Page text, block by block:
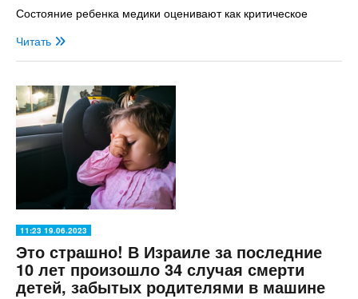
Состояние ребенка медики оценивают как критическое
Читать
11:23 19.06.2023
Это страшно! В Израиле за последние
10 лет произошло 34 случая смерти
детей, забытых родителями в машине